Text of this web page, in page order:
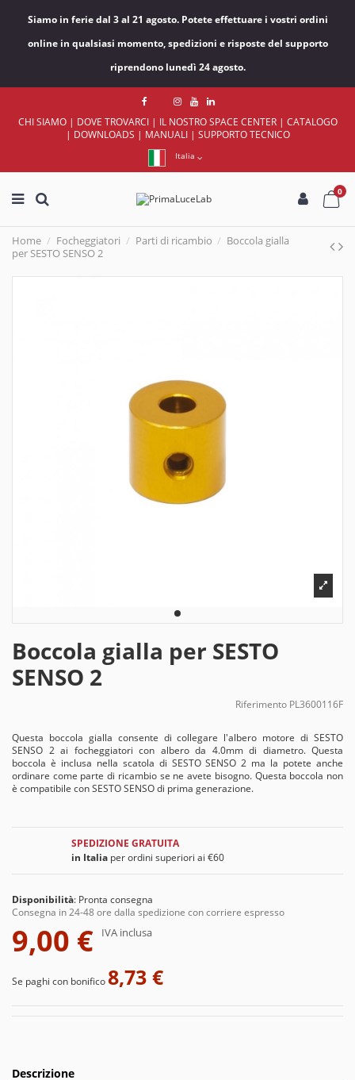
Siamo in ferie dal 3 al 21 agosto. Potete effettuare i vostri ordini
online in qualsiasi momento, spedizioni e risposte del supporto
riprendono lunedì 24 agosto.
CHI SIAMO| DOVE TROVARCI| IL NOSTRO SPACE CENTER| CATALOGO
| DOWNLOADS | MANUALI| SUPPORTO TECNICO
Italia
0
Home Focheggiatori Parti di ricambio
Boccola gialla
per SESTO SENSO 2
Boccola gialla per SESTO
SENSO 2
Riferimento PL3600116F
Questa boccola gialla consente di collegare l'albero motore di SESTO
SENSO 2 ai focheggiatori con albero da 4.0mm di diametro. Questa
boccola è inclusa nella scatola di SESTO SENSO 2 ma la potete anche
ordinare come parte di ricambio se ne avete bisogno. Questa boccola non
è compatibile con SESTO SENSO di prima generazione.
SPEDIZIONE GRATUITA
in Italiaper ordini superiori ai €60
Disponibilità: Pronta consegna
Consegna in 24-48 ore dalla spedizione con corriere espresso
9,00 € IVA inclusa
Se paghi con bonifico8,73 €
Descrizione